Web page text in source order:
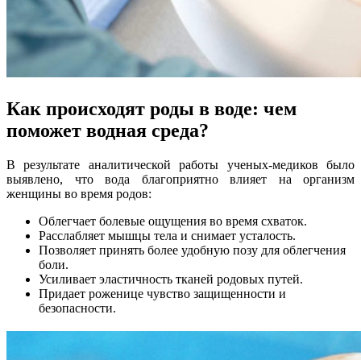
Как происходят роды в воде: чем
поможет водная среда?
В результате аналитической работы ученых-медиков было
выявлено, что вода благоприятно влияет на организм
женщины во время родов:
Облегчает болевые ощущения во время схваток.
Расслабляет мышцы тела и снимает усталость.
Позволяет принять более удобную позу для облегчения
боли.
Усиливает эластичность тканей родовых путей.
Придает роженице чувство защищенности и
безопасности.